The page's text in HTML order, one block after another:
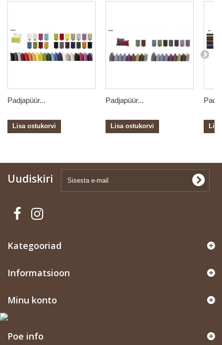
Padjapüür...
Lisa ostukorvi
Padjapüür...
Lisa ostukorvi
Uudiskiri
Kategooriad
Informatsioon
Minu konto
Poe info